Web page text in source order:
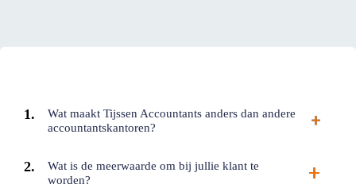
Wat maakt Tijssen Accountants anders dan andere
accountantskantoren?
Wat is de meerwaarde om bij jullie klant te
worden?